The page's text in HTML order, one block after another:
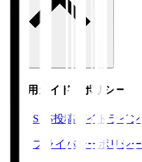
ご利用ガイド・ポリシー
SNS投稿ガイドライン
プライバシーポリシー